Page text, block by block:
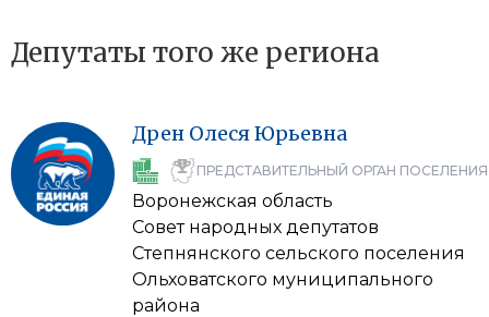
Депутаты того же региона
Дрен ОлесяЮрьевна
ПРЕДСТАВИТЕЛЬНЫЙ ОРГАН ПОСЕЛЕНИЯ
Воронежская область
Совет народных депутатов
Степнянского сельского поселения
Ольховатского муниципального
района